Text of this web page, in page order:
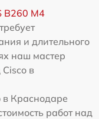
B260 M4
и длительного
наш мастер
Cisco в
в Краснодаре
работ над